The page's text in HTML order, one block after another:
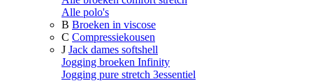
Alle polo's
B Broeken in viscose
C Compressiekousen
J Jack dames softshell
Jogging broeken Infinity
Jogging pure stretch 3essentiel